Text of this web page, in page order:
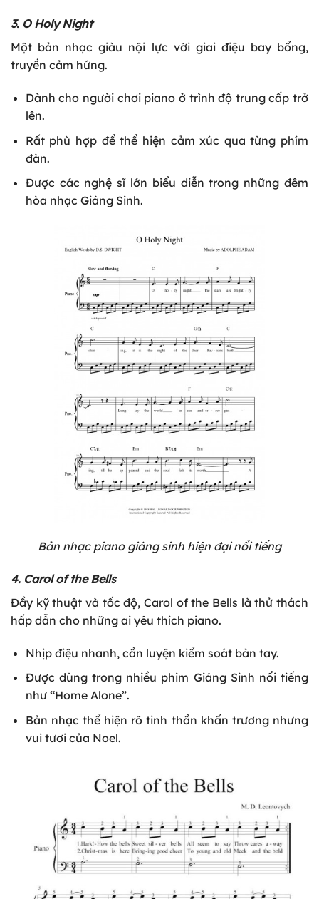
3. O Holy Night
Một bản nhạc giàu nội lực với giai điệu bay bổng,
truyền cảm hứng.
Dành cho người chơi piano ở trình độ trung cấp trở
lên.
Rất phù hợp để thể hiện cảm xúc qua từng phím
đàn.
Được các nghệ sĩ lớn biểu diễn trong những đêm
hòa nhạc Giáng Sinh.
Bản nhạc piano giáng sinh hiện đại nổi tiếng
4. Carol of the Bells
Đầy kỹ thuật và tốc độ, Carol of the Bells là thử thách
hấp dẫn cho những ai yêu thích piano.
Nhịp điệu nhanh, cần luyện kiểm soát bàn tay.
Được dùng trong nhiều phim Giáng Sinh nổi tiếng
như “Home Alone”.
Bản nhạc thể hiện rõ tinh thần khẩn trương nhưng
vui tươi của Noel.